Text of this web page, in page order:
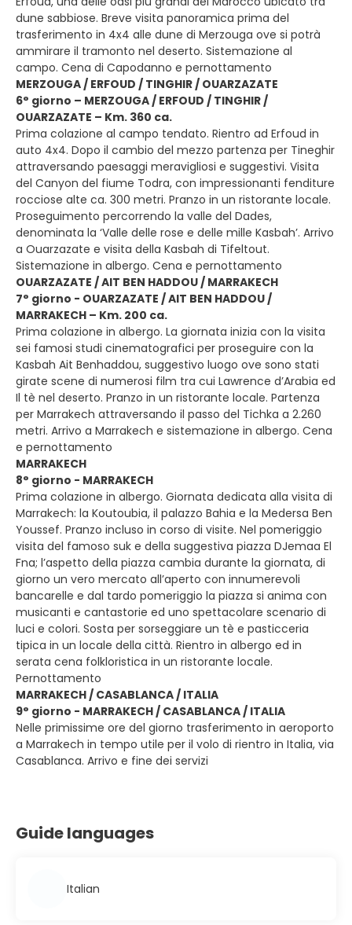
dune sabbiose. Breve visita panoramica prima del
trasferimento in 4x4 alle dune di Merzouga ove si potrà
ammirare il tramonto nel deserto. Sistemazione al
campo. Cena di Capodanno e pernottamento
MERZOUGA / ERFOUD / TINGHIR / OUARZAZATE
6° giorno – MERZOUGA / ERFOUD / TINGHIR /
OUARZAZATE – Km. 360 ca.
Prima colazione al campo tendato. Rientro ad Erfoud in
auto 4x4. Dopo il cambio del mezzo partenza per Tineghir
attraversando paesaggi meravigliosi e suggestivi. Visita
del Canyon del fiume Todra, con impressionanti fenditure
rocciose alte ca. 300 metri. Pranzo in un ristorante locale.
Proseguimento percorrendo la valle del Dades,
denominata la ‘Valle delle rose e delle mille Kasbah’. Arrivo
a Ouarzazate e visita della Kasbah di Tifeltout.
Sistemazione in albergo. Cena e pernottamento
OUARZAZATE / AIT BEN HADDOU / MARRAKECH
7° giorno - OUARZAZATE / AIT BEN HADDOU /
MARRAKECH – Km. 200 ca.
Prima colazione in albergo. La giornata inizia con la visita
sei famosi studi cinematografici per proseguire con la
Kasbah Ait Benhaddou, suggestivo luogo ove sono stati
girate scene di numerosi film tra cui Lawrence d’Arabia ed
Il tè nel deserto. Pranzo in un ristorante locale. Partenza
per Marrakech attraversando il passo del Tichka a 2.260
metri. Arrivo a Marrakech e sistemazione in albergo. Cena
e pernottamento
MARRAKECH
8° giorno - MARRAKECH
Prima colazione in albergo. Giornata dedicata alla visita di
Marrakech: la Koutoubia, il palazzo Bahia e la Medersa Ben
Youssef. Pranzo incluso in corso di visite. Nel pomeriggio
visita del famoso suk e della suggestiva piazza DJemaa El
Fna; l’aspetto della piazza cambia durante la giornata, di
giorno un vero mercato all’aperto con innumerevoli
bancarelle e dal tardo pomeriggio la piazza si anima con
musicanti e cantastorie ed uno spettacolare scenario di
luci e colori. Sosta per sorseggiare un tè e pasticceria
tipica in un locale della città. Rientro in albergo ed in
serata cena folkloristica in un ristorante locale.
Pernottamento
MARRAKECH / CASABLANCA / ITALIA
9° giorno - MARRAKECH / CASABLANCA / ITALIA
Nelle primissime ore del giorno trasferimento in aeroporto
a Marrakech in tempo utile per il volo di rientro in Italia, via
Casablanca. Arrivo e fine dei servizi
Guide languages
Italian